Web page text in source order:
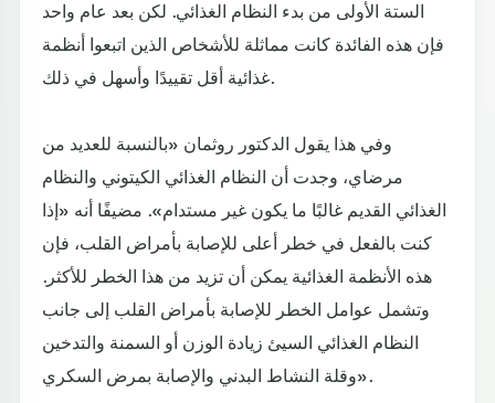
الستة الأولى من بدء النظام الغذائي. لكن بعد عام واحد
فإن هذه الفائدة كانت مماثلة للأشخاص الذين اتبعوا أنظمة
غذائية أقل تقييدًا وأسهل في ذلك.
وفي هذا يقول الدكتور روثمان «بالنسبة للعديد من
مرضاي، وجدت أن النظام الغذائي الكيتوني والنظام
الغذائي القديم غالبًا ما يكون غير مستدام». مضيفًا أنه «إذا
كنت بالفعل في خطر أعلى للإصابة بأمراض القلب، فإن
هذه الأنظمة الغذائية يمكن أن تزيد من هذا الخطر للأكثر.
وتشمل عوامل الخطر للإصابة بأمراض القلب إلى جانب
النظام الغذائي السيئ زيادة الوزن أو السمنة والتدخين
وقلة النشاط البدني والإصابة بمرض السكري».